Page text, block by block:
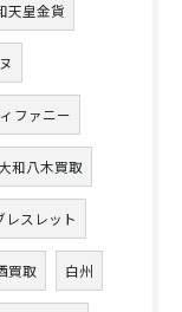
天皇金貨
ファニー
和八木買取
レスレット
買取 白州